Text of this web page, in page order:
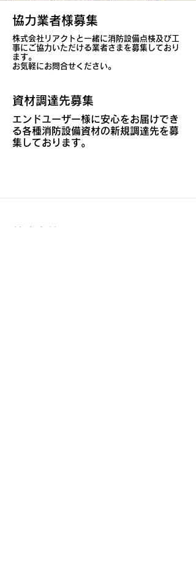
協力業者様募集
株式会社リアクトと一緒に消防設備点検及び工
事にご協力いただける業者さまを募集しており
ます。
​お気軽にお問合せください。
資材調達先募集
エンドユーザー様に安心をお届けでき
る各種消防設備資材の新規調達先を募
集しております。